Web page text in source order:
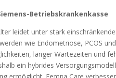
Betriebskrankenkasse
leidet unter stark
wie Endometriose, PCOS
langer Wartezeiten und
ein hybrides